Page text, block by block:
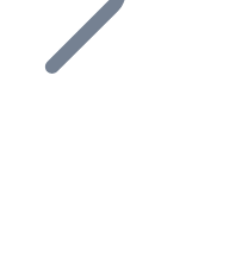
ecosistema.
e
al nostro servizio di